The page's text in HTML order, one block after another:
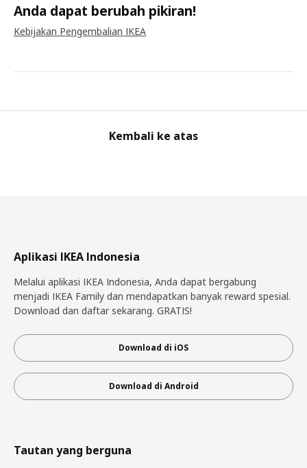
Anda dapat berubah pikiran!
Kebijakan Pengembalian IKEA
Kembali ke atas
Aplikasi IKEA Indonesia
Melalui aplikasi IKEA Indonesia, Anda dapat bergabung
menjadi IKEA Family dan mendapatkan banyak reward spesial.
Download dan daftar sekarang. GRATIS!
Download di iOS
Download di Android
Tautan yang berguna